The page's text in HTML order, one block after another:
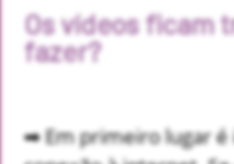
Os vídeos ficam
fazer?
➡ Em primeiro lugar